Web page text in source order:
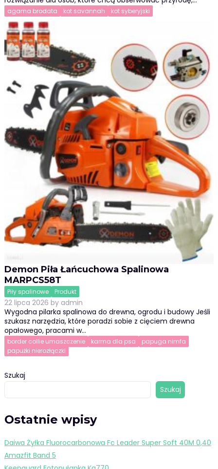
agama brodata kot savannah kot syberyjski
Demon Piła Łańcuchowa Spalinowa
MARPCS58T
Piły spalinowe Produkt
22 lipca 2026 by admin
Wygodna pilarka spalinowa do drewna, ogrodu i budowy Jeśli
szukasz narzędzia, które poradzi sobie z cięciem drewna
opałowego, pracami w…
border collie umaszczenie karma dla psa
papuga nimfa
papużki nierozłączki
Szukaj
Szukaj
Ostatnie wpisy
Daiwa Żyłka Fluorocarbonowa Fc Leader Super Soft 40M 0,40
Amazfit Band 5